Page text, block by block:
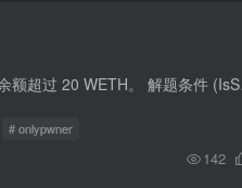
# onlypwner
142